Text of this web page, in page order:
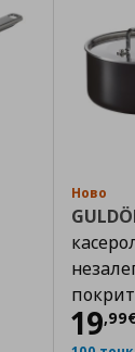
Ново
19,99